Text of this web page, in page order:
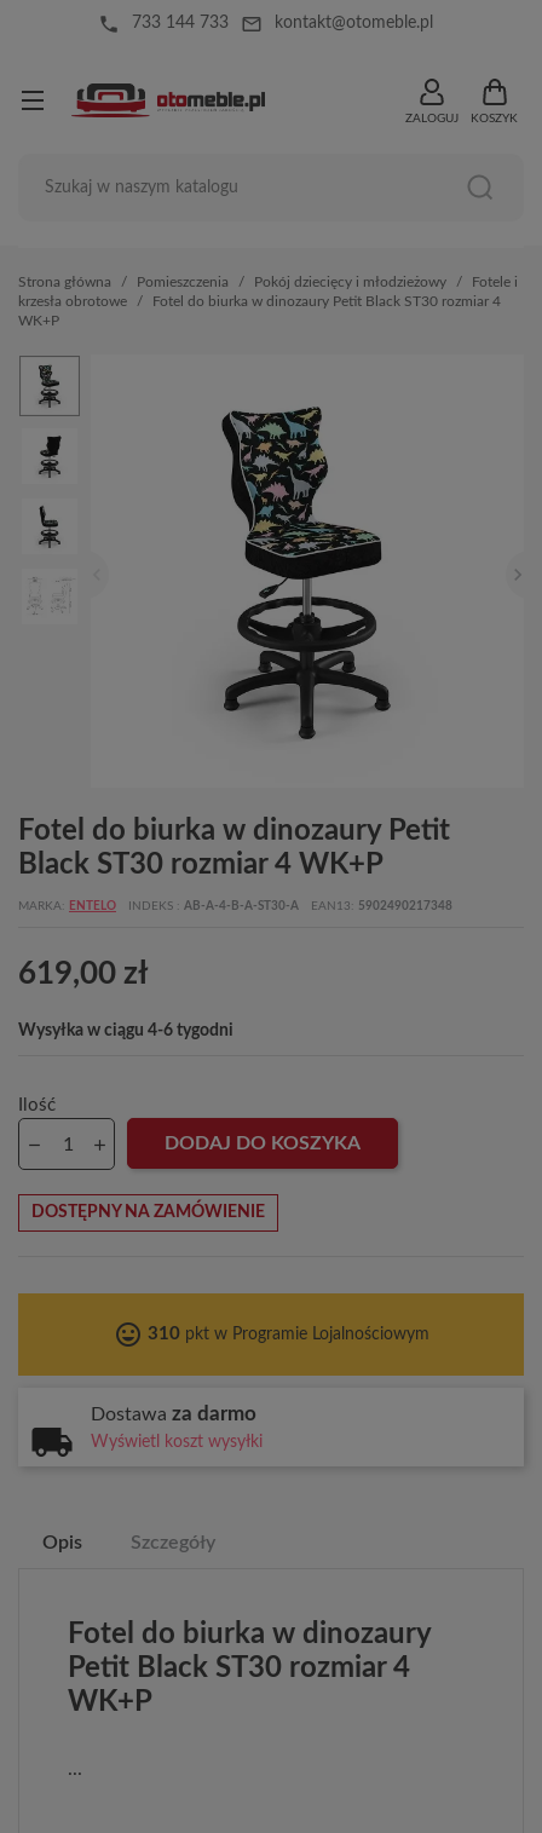
local_phone 733 144 733 mail_outline kontakt@otomeble.pl
ZALOGUJ KOSZYK
Strona główna Pomieszczenia Pokój dziecięcy i młodzieżowy
Fotele i
krzesła obrotowe
Fotel do biurka w dinozaury Petit Black ST30 rozmiar 4
WK+P
Fotel do biurka w dinozaury Petit
Black ST30 rozmiar 4 WK+P
MARKA ENTELO INDEKS AB-A-4-B-A-ST30-A EAN13 5902490217348
619,00 zł
Wysyłka w ciągu 4-6 tygodni
Ilość
DODAJ DO KOSZYKA
DOSTĘPNY NA ZAMÓWIENIE
tag_faces 310pkt w Programie Lojalnościowym
Dostawa za darmo
Wyświetl koszt wysyłki
Opis Szczegóły
Fotel do biurka w dinozaury
Petit Black ST30 rozmiar 4
WK+P
...